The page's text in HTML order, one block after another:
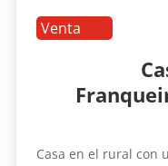
Venta
Casa en el rural con